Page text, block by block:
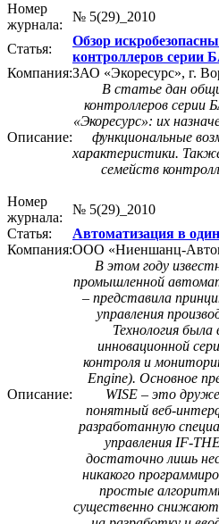
Номер
журнала:
№ 5(29)_2010
Статья:
Обзор
контроллеров серии
Компания:ЗАО «Экоресурс», г.
Описание:
В статье дан
контроллеров
«Экоресурс»: их
функциональные
характеристики.
семейств
Номер
журнала:
№ 5(29)_2010
Статья:
Автоматизация в
Компания:ООО «Ниеншанц-
Описание:
В этом году
промышленной
– представила
управления
Технология была
инновационной
контроля и
Engine). Основное
WISE – это
понятный веб-
разработанную
управления IF-
достаточно лишь
никакого
простые
существенно